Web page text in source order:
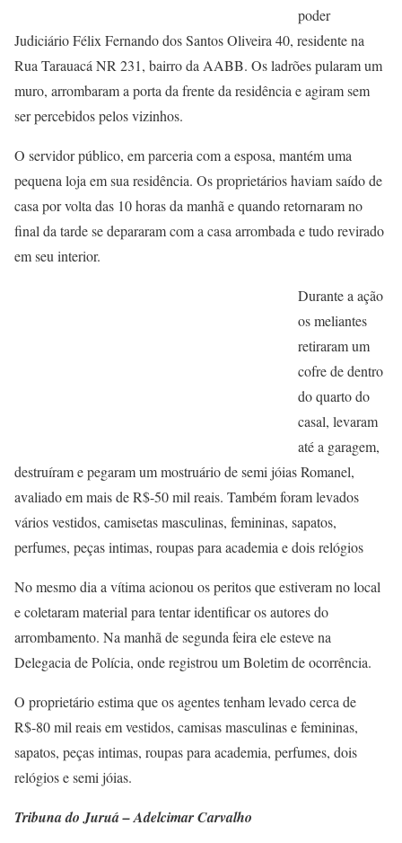
poder
Judiciário Félix Fernando dos Santos Oliveira 40, residente na
Rua Tarauacá NR 231, bairro da AABB. Os ladrões pularam um
muro, arrombaram a porta da frente da residência e agiram sem
ser percebidos pelos vizinhos.
O servidor público, em parceria com a esposa, mantém uma
pequena loja em sua residência. Os proprietários haviam saído de
casa por volta das 10 horas da manhã e quando retornaram no
final da tarde se depararam com a casa arrombada e tudo revirado
em seu interior.
Durante a ação
os meliantes
retiraram um
cofre de dentro
do quarto do
casal, levaram
até a garagem,
destruíram e pegaram um mostruário de semi jóias Romanel,
avaliado em mais de R$-50 mil reais. Também foram levados
vários vestidos, camisetas masculinas, femininas, sapatos,
perfumes, peças intimas, roupas para academia e dois relógios
No mesmo dia a vítima acionou os peritos que estiveram no local
e coletaram material para tentar identificar os autores do
arrombamento. Na manhã de segunda feira ele esteve na
Delegacia de Polícia, onde registrou um Boletim de ocorrência.
O proprietário estima que os agentes tenham levado cerca de
R$-80 mil reais em vestidos, camisas masculinas e femininas,
sapatos, peças intimas, roupas para academia, perfumes, dois
relógios e semi jóias.
Tribuna do Juruá – Adelcimar Carvalho